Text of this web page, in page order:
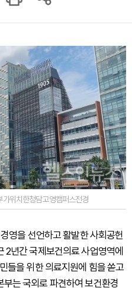
위치한청담고영캠퍼스전경
영을 선언하고 활발한 사회공헌
2년간 국제보건의료 사업영역에
들을 위한 의료지원에 힘을 쏟고
는 국외로 파견하여 보건환경